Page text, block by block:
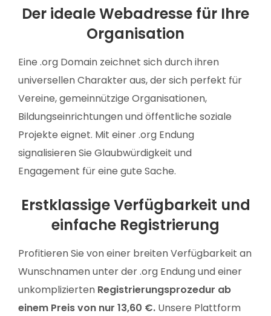
Der ideale Webadresse für Ihre
Organisation
Eine .org Domain zeichnet sich durch ihren
universellen Charakter aus, der sich perfekt für
Vereine, gemeinnützige Organisationen,
Bildungseinrichtungen und öffentliche soziale
Projekte eignet. Mit einer .org Endung
signalisieren Sie Glaubwürdigkeit und
Engagement für eine gute Sache.
Erstklassige Verfügbarkeit und
einfache Registrierung
Profitieren Sie von einer breiten Verfügbarkeit an
Wunschnamen unter der .org Endung und einer
unkomplizierten Registrierungsprozedur ab
einem Preis von nur 13,60 €. Unsere Plattform